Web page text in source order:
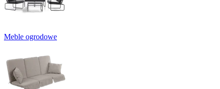
Meble ogrodowe